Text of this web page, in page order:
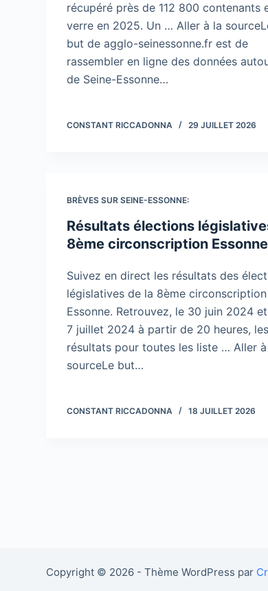
récupéré près de 112 800 contenants
verre en 2025. Un … Aller à la
but de agglo-seinessonne.fr est de
rassembler en ligne des données
de Seine-Essonne…
CONSTANT RICCADONNA 29 JUILLET 2026
BRÈVES SUR SEINE-ESSONNE:
Résultats élections
8ème circonscription Essonne
Suivez en direct les résultats des
législatives de la 8ème circonscription
Essonne. Retrouvez, le 30 juin 2024
7 juillet 2024 à partir de 20 heures, les
résultats pour toutes les liste … Aller
sourceLe but…
CONSTANT RICCADONNA 18 JUILLET 2026
Copyright © 2026 - Thème WordPress par